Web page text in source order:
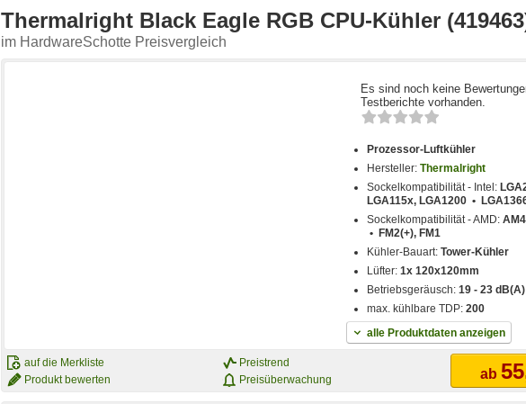
Thermalright Black Eagle RGB CPU-Kühler
im HardwareSchotte Preisvergleich
Es sind noch keine
Testberichte vorhanden.
Prozessor-Luftkühler
Hersteller:Thermalright
Sockelkompatibilität - Intel:
LGA115x, LGA1200 •
Sockelkompatibilität - AMD:
• FM2(+), FM1
Kühler-Bauart:Tower-Kühler
Lüfter:1x 120x120mm
Betriebsgeräusch:19 - 23 dB(A)
max. kühlbare TDP:200
alle Produktdaten anzeigen
auf die Merkliste
Produkt bewerten
Preistrend
Preisüberwachung
ab